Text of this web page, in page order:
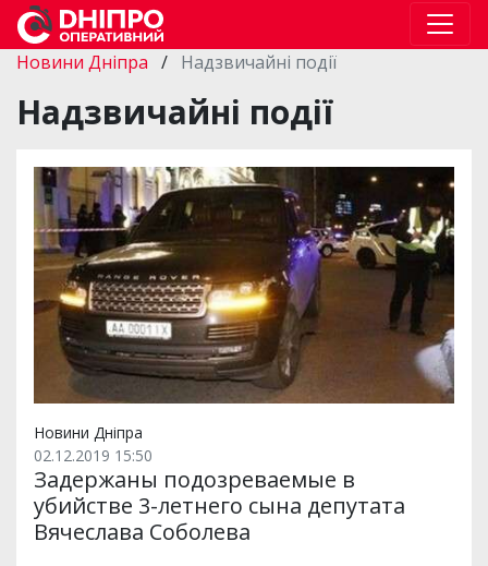
Новини Дніпра / Надзвичайні події
Надзвичайні події
Новини Дніпра
02.12.2019 15:50
Задержаны подозреваемые в
убийстве 3-летнего сына депутата
Вячеслава Соболева